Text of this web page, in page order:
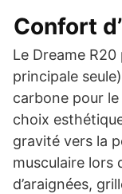
Confort
Le Dreame
principale
carbone pour le
choix
gravité vers la
musculaire lors
d’araignées,